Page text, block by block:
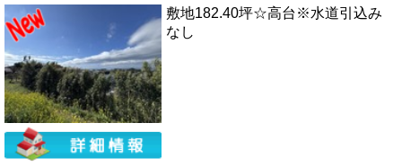
敷地182.40坪☆高台※水道引込み
なし